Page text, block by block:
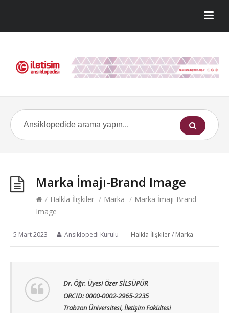
Marka İmajı-Brand Image
/ Halkla İlişkiler / Marka / Marka İmajı-Brand
Image
5 Mart 2023 Ansiklopedi Kurulu Halkla İlişkiler/ Marka
Dr. Öğr. Üyesi Özer SİLSÜPÜR
ORCID: 0000-0002-2965-2235
Trabzon Üniversitesi, İletişim Fakültesi